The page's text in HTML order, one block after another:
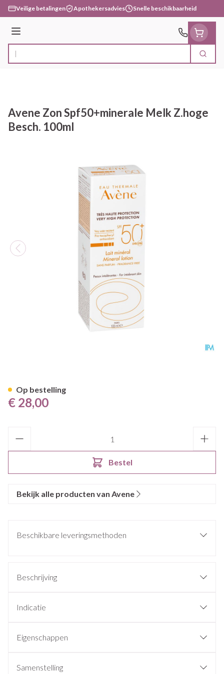
Ga naar de inhoud
Veilige betalingen Apothekersadvies Snelle beschikbaarheid
Menu
Product, merk, categorie... Zoek
Avene Zon Spf50+minerale Melk Z.hoge
Besch. 100ml
€ 28,00
Bestel
Op bestelling
Bekijk alle producten van Avene
Beschikbare leveringsmethoden
Beschrijving
Indicatie
Eigenschappen
Samenstelling